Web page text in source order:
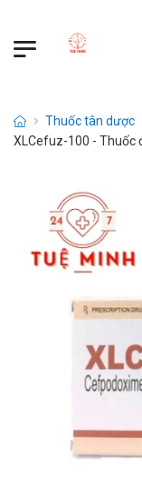
Thuốc tân dược
XLCefuz-100 - Thuốc